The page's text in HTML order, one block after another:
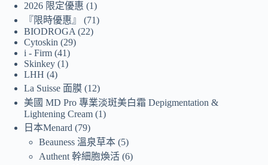
2026 限定優惠
1
『限時優惠』
71
BIODROGA
22
Cytoskin
29
i - Firm 41
Skinkey 1
LHH 4
La Suisse 面膜 12
美國 MD Pro 專業淡斑美白霜 Depigmentation &
Lightening Cream 1
日本Menard
79
Beauness 溫泉草本 5
Authent 幹細胞煥活 6